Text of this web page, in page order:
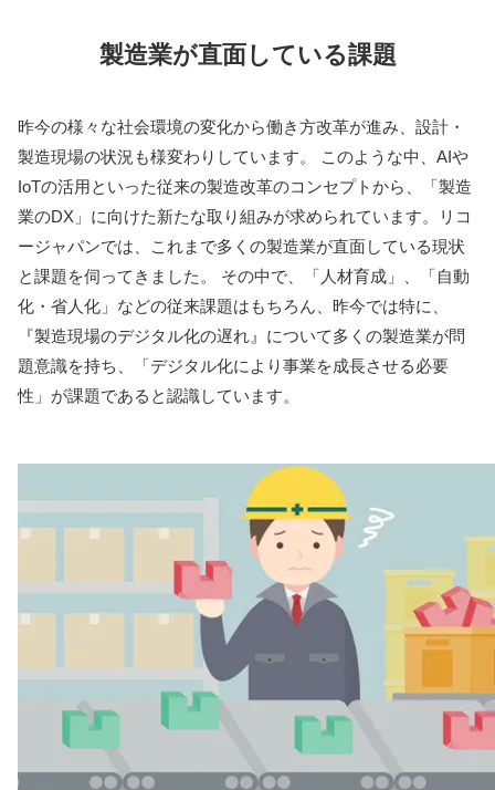
製造業が直面している課題
昨今の様々な社会環境の変化から働き方改革が進み、設計・
製造現場の状況も様変わりしています。 このような中、AIや
IoTの活用といった従来の製造改革のコンセプトから、「製造
業のDX」に向けた新たな取り組みが求められています。リコ
ージャパンでは、これまで多くの製造業が直面している現状
と課題を伺ってきました。 その中で、「人材育成」、「自動
化・省人化」などの従来課題はもちろん、昨今では特に、
『製造現場のデジタル化の遅れ』について多くの製造業が問
題意識を持ち、「デジタル化により事業を成長させる必要
性」が課題であると認識しています。